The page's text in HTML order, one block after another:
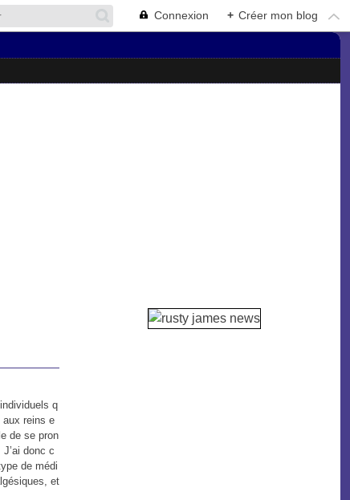
Connexion + Créer mon blog
q
aux reins e
de se pron
donc c
de médi
et